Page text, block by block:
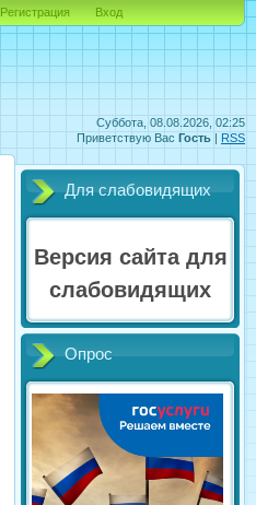
Суббота, 08.08.2026, 02:25
Приветствую Вас Гость | RSS
Регистрация Вход
Для слабовидящих
Версия сайта для
слабовидящих
Опрос